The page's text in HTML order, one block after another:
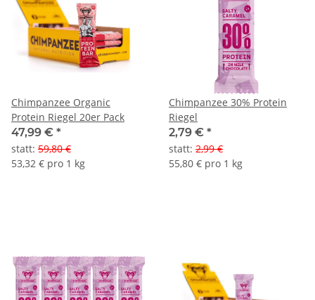
Chimpanzee Organic
Protein Riegel 20er Pack
47,99 € *
statt: 59,80 €
53,32 € pro 1 kg
Chimpanzee 30% Protein
Riegel
2,79 € *
statt: 2,99 €
55,80 € pro 1 kg